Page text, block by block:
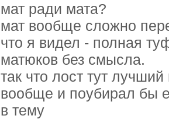
мат ради мата?
мат вообще сложно
что я видел - полная
матюков без смысла.
так что лост тут
вообще и поубирал бы
в тему